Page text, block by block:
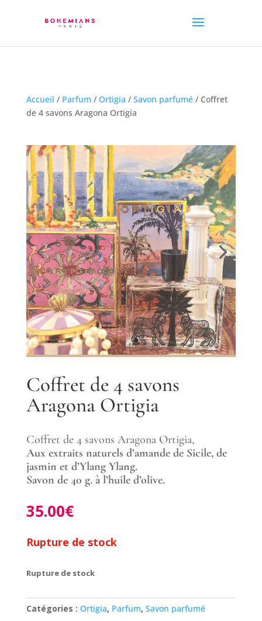
Accueil / Parfum / Ortigia / Savon parfumé/ Coffret
de 4 savons Aragona Ortigia
Coffret de 4 savons
Aragona Ortigia
Coffret de 4 savons Aragona Ortigia,
Aux extraits naturels d’amande de Sicile, de
jasmin et d’Ylang Ylang.
Savon de 40 g. à l’huile d’olive.
35.00€
Rupture de stock
Rupture de stock
Catégories : Ortigia, Parfum, Savon parfumé